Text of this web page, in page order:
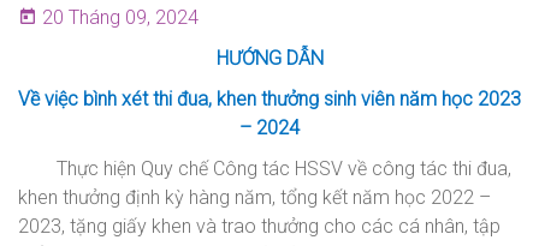
20 Tháng 09, 2024
HƯỚNG DẪN
Về việc bình xét thi đua, khen thưởng sinh viên năm học 2023
– 2024
Thực hiện Quy chế Công tác HSSV về công tác thi đua,
khen thưởng định kỳ hàng năm, tổng kết năm học 2022 –
2023, tặng giấy khen và trao thưởng cho các cá nhân, tập